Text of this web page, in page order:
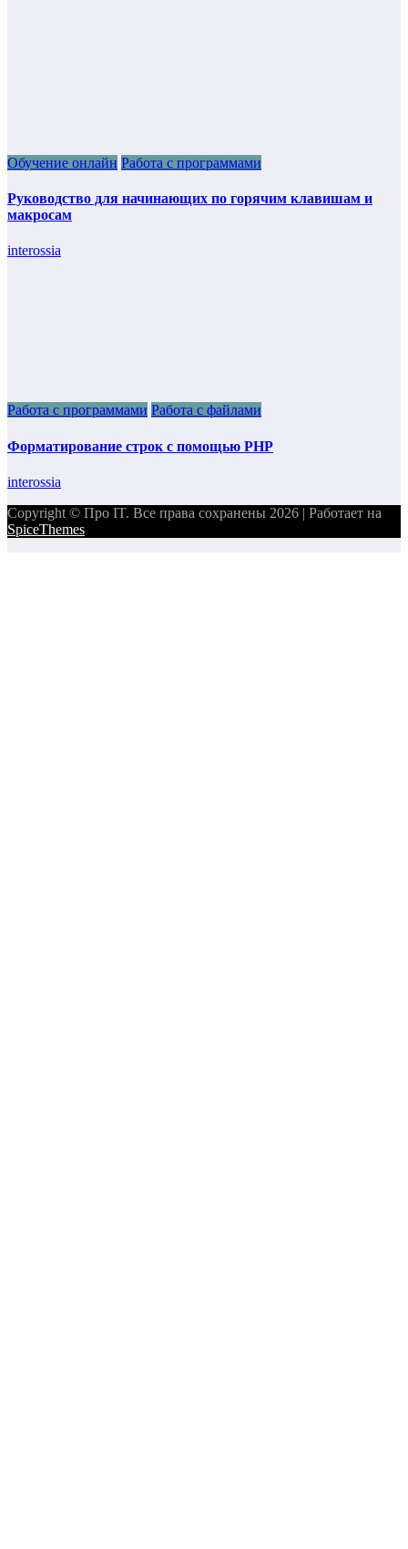
Обучение онлайн Работа с программами
Руководство для начинающих по горячим клавишам и
макросам
interossia
Работа с программами Работа с файлами
Форматирование строк с помощью PHP
interossia
Copyright © Про IT. Все права сохранены 2026 | Работает на
SpiceThemes